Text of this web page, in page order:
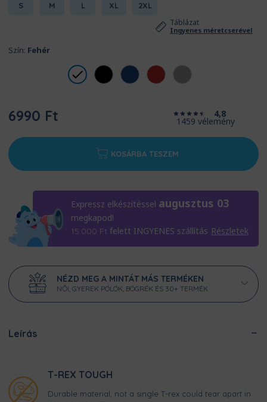
S M L XL 2XL
Táblázat
Ingyenes méretcserével
Szín: Fehér
6990 Ft 4,8
1459 vélemény
KOSÁRBA TESZEM
Expressz elkészítéssel augusztus 03
megkapod!
15.000 Ft felett INGYENES szállítás Részletek
NÉZD MEG A MINTÁT MÁS TERMÉKEN
NŐI, GYEREK PÓLÓK, BÖGRÉK ÉS 30+ TERMÉK
Leírás
T-REX TOUGH
Durable material, not a single T-rex could tear apart in